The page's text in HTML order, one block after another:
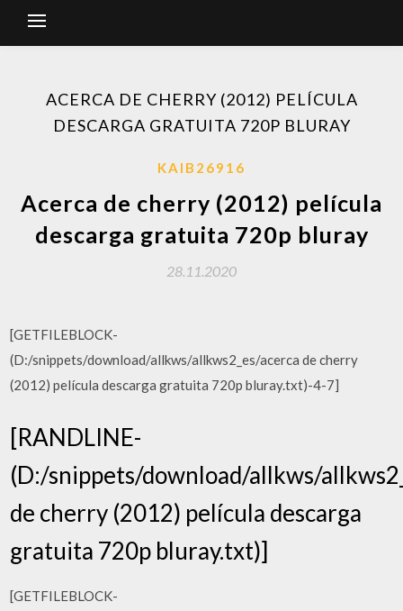
ACERCA DE CHERRY (2012) PELÍCULA
DESCARGA GRATUITA 720P BLURAY
KAIB26916
Acerca de cherry (2012) película
descarga gratuita 720p bluray
28.11.2020
[GETFILEBLOCK-
(D:/snippets/download/allkws/allkws2_es/acerca de cherry
(2012) película descarga gratuita 720p bluray.txt)-4-7]
[RANDLINE-
(D:/snippets/download/allkws/
de cherry (2012) película descarga
gratuita 720p bluray.txt)]
[GETFILEBLOCK-